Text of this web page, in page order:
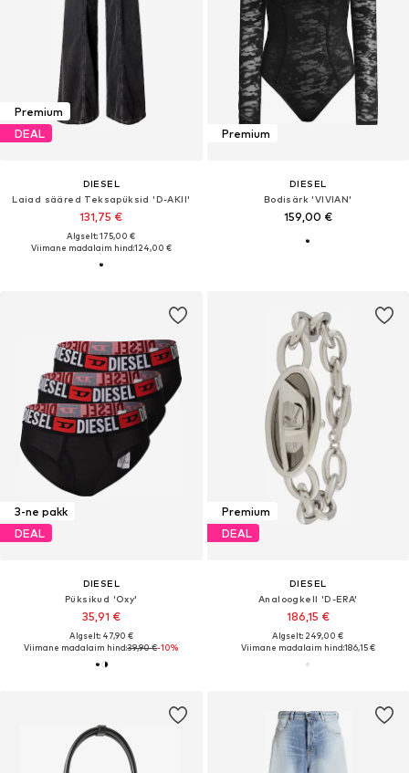
Premium
DEAL
DIESEL
Laiad sääred Teksapüksid 'D-AKII'
131,75 €
Algselt: 175,00 €
Viimane madalaim hind:124,00 €
Premium
DIESEL
Bodisärk 'VIVIAN'
159,00 €
3-ne pakk
DEAL
DIESEL
Püksikud 'Oxy'
35,91 €
Algselt: 47,90 €
Viimane madalaim hind:39,90 €-10%
Premium
DEAL
DIESEL
Analoogkell 'D-ERA'
186,15 €
Algselt: 249,00 €
Viimane madalaim hind:186,15 €